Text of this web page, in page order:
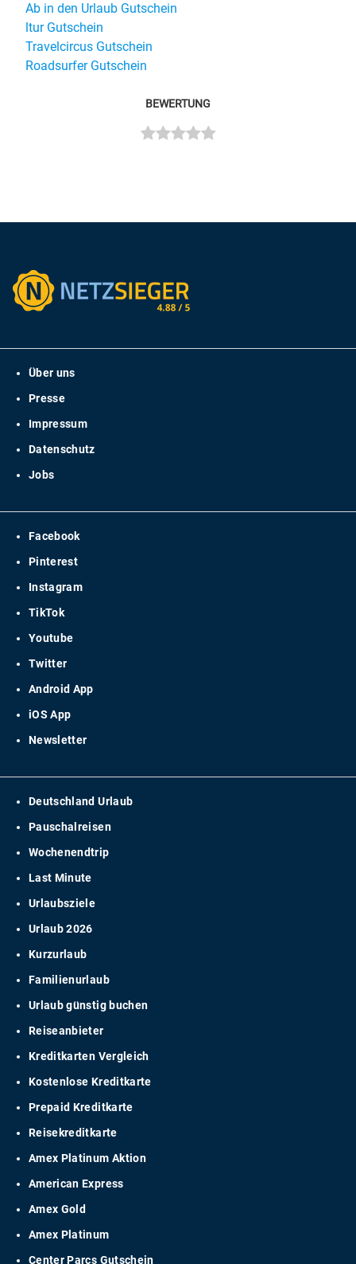
Ab in den Urlaub Gutschein
ltur Gutschein
Travelcircus Gutschein
Roadsurfer Gutschein
BEWERTUNG
Über uns
Presse
Impressum
Datenschutz
Jobs
Facebook
Pinterest
Instagram
TikTok
Youtube
Twitter
Android App
iOS App
Newsletter
Deutschland Urlaub
Pauschalreisen
Wochenendtrip
Last Minute
Urlaubsziele
Urlaub 2026
Kurzurlaub
Familienurlaub
Urlaub günstig buchen
Reiseanbieter
Kreditkarten Vergleich
Kostenlose Kreditkarte
Prepaid Kreditkarte
Reisekreditkarte
Amex Platinum Aktion
American Express
Amex Gold
Amex Platinum
Center Parcs Gutschein